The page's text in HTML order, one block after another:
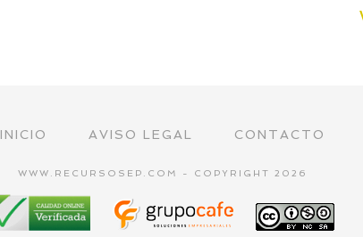
INICIO AVISO LEGAL CONTACTO
WWW.RECURSOSEP.COM - COPYRIGHT 2026